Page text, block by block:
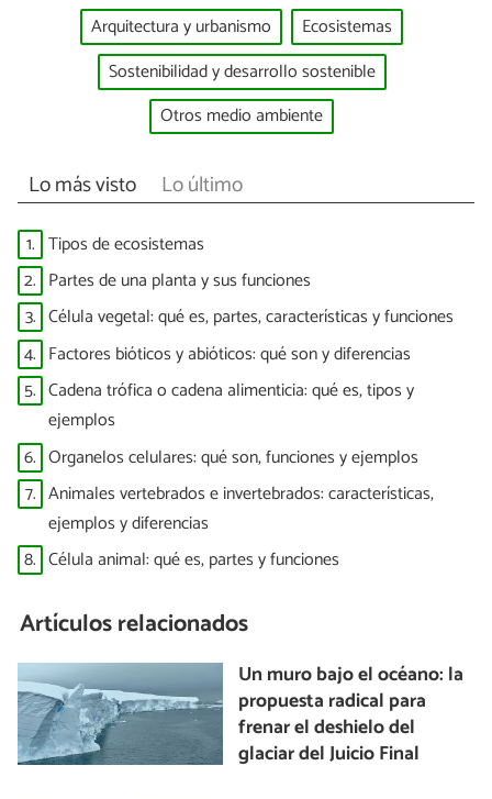
Arquitectura y urbanismo
Ecosistemas
Sostenibilidad y desarrollo sostenible
Otros medio ambiente
Lo más visto Lo último
1. Tipos de ecosistemas
2. Partes de una planta y sus funciones
3. Célula vegetal: qué es, partes, características y funciones
4. Factores bióticos y abióticos: qué son y diferencias
5. Cadena trófica o cadena alimenticia: qué es, tipos y
ejemplos
6. Organelos celulares: qué son, funciones y ejemplos
7. Animales vertebrados e invertebrados: características,
ejemplos y diferencias
8. Célula animal: qué es, partes y funciones
Artículos relacionados
Un muro bajo el océano: la
propuesta radical para
frenar el deshielo del
glaciar del Juicio Final